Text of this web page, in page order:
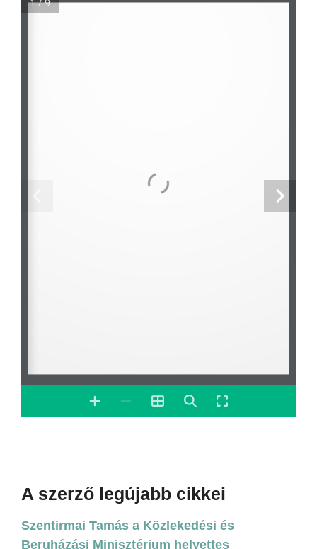
A szerző legújabb cikkei
Szentirmai Tamás a Közlekedési és
Beruházási Minisztérium helyettes